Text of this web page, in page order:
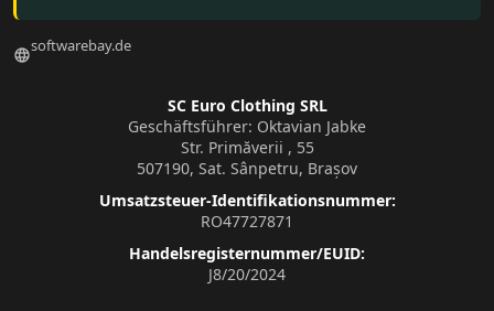
languagesoftwarebay.de
SC Euro Clothing SRL
Geschäftsführer: Oktavian Jabke
Str. Primăverii , 55
507190, Sat. Sânpetru, Brașov
Umsatzsteuer-Identifikationsnummer:
RO47727871
Handelsregisternummer/EUID:
J8/20/2024